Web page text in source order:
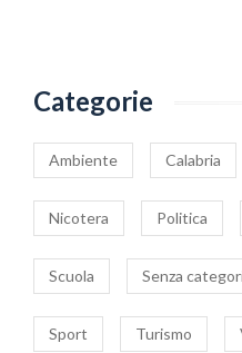
Categorie
Ambiente Calabria
Nicotera Politica
Scuola Senza
Sport Turismo